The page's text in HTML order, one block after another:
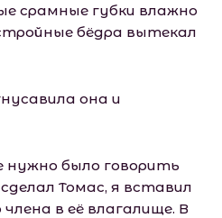
срамные губки влажно
бёдра вытекал
она и
нужно было говорить
Томас, я вставил
члена в её влагалище. В